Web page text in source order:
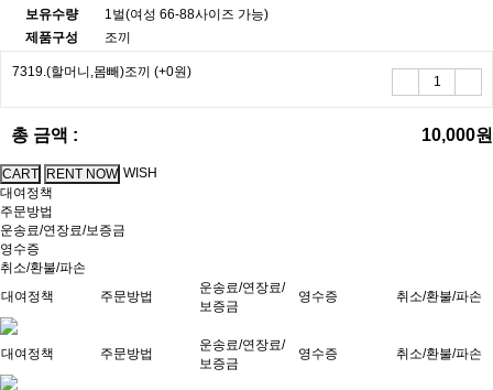
보유수량
1벌(여성 66-88사이즈 가능)
제품구성
조끼
7319.(할머니,몸빼)조끼 (+0원)
총 금액 : 10,000원
WISH
대여정책
주문방법
운송료/연장료/보증금
영수증
취소/환불/파손
대여정책
주문방법
운송료/연장료/
보증금
영수증 취소/환불/파손
대여정책 주문방법
운송료/연장료/
보증금
영수증 취소/환불/파손